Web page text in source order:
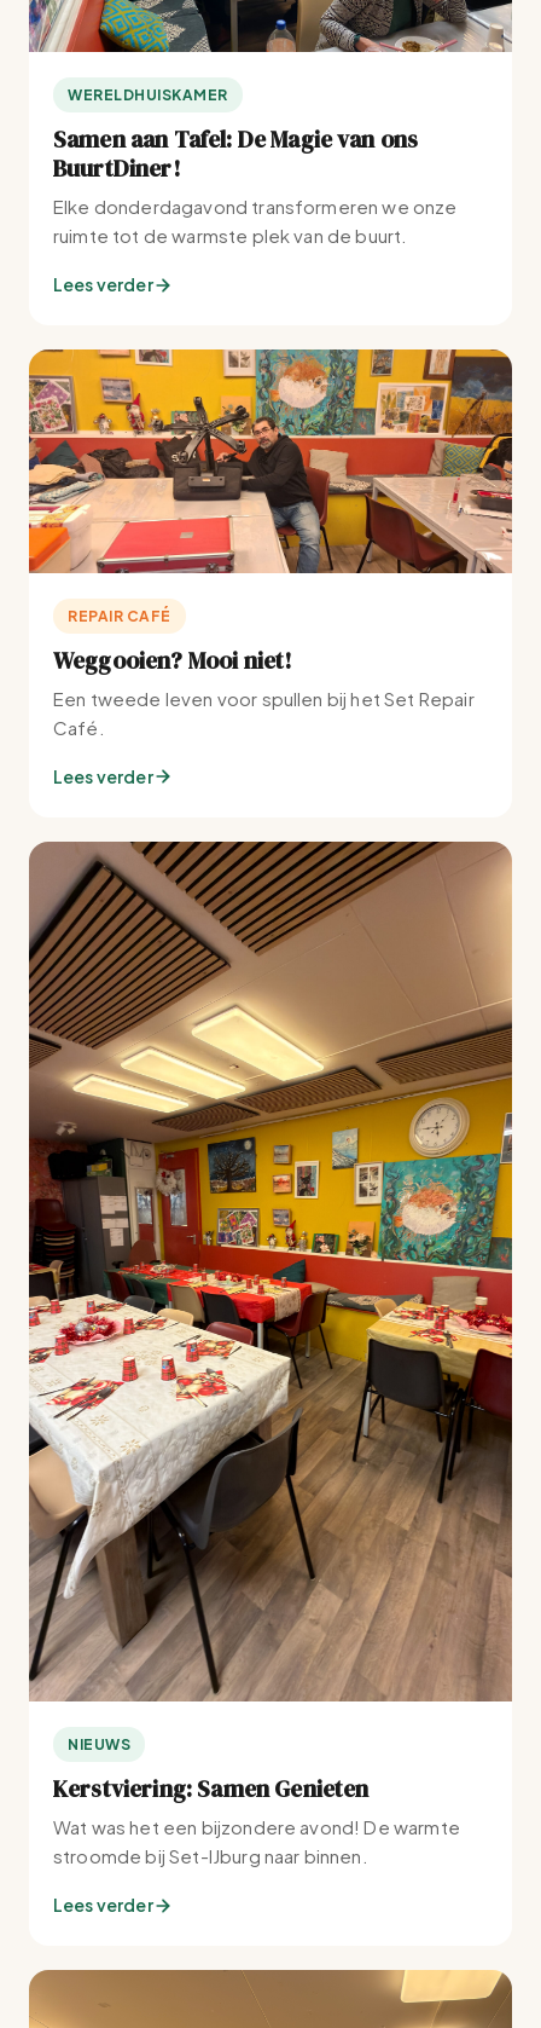
WERELDHUISKAMER
Samen aan Tafel: De Magie van ons
BuurtDiner!
Elke donderdagavond transformeren we onze
ruimte tot de warmste plek van de buurt.
Lees verder
REPAIR CAFÉ
Weggooien? Mooi niet!
Een tweede leven voor spullen bij het Set Repair
Café.
Lees verder
NIEUWS
Kerstviering: Samen Genieten
Wat was het een bijzondere avond! De warmte
stroomde bij Set-IJburg naar binnen.
Lees verder